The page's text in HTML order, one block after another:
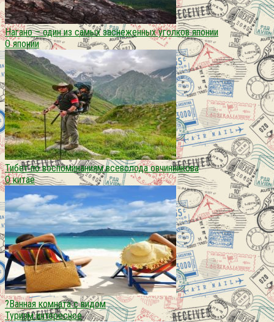
Нагано – один из самых заснеженных уголков японии
О японии
Тибет по воспоминаниям всеволода овчинникова
О китае
?Ванная комната с видом
Туризм интересное